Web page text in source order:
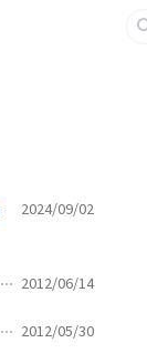
2024/09/02
2012/06/14
2012/05/30